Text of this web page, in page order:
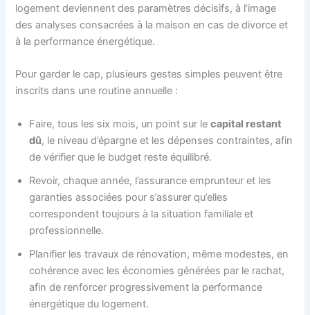
logement deviennent des paramètres décisifs, à l’image
des analyses consacrées à la maison en cas de divorce et
à la performance énergétique.
Pour garder le cap, plusieurs gestes simples peuvent être
inscrits dans une routine annuelle :
Faire, tous les six mois, un point sur lecapital restant
dû, le niveau d’épargne et les dépenses contraintes, afin
de vérifier que le budget reste équilibré.
Revoir, chaque année, l’assurance emprunteur et les
garanties associées pour s’assurer qu’elles
correspondent toujours à la situation familiale et
professionnelle.
Planifier les travaux de rénovation, même modestes, en
cohérence avec les économies générées par le rachat,
afin de renforcer progressivement la performance
énergétique du logement.